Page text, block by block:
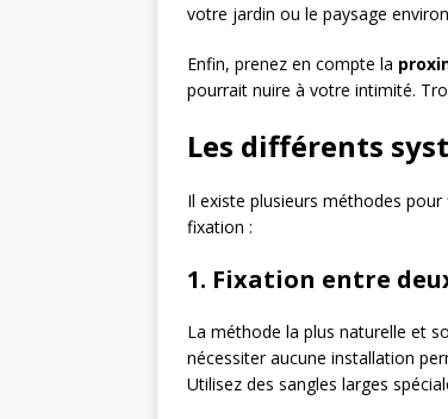
votre jardin ou le paysage
Enfin, prenez en compte la
pourrait nuire à votre intimité.
Les différents
Il existe plusieurs méthodes
fixation :
1. Fixation entre
La méthode la plus naturelle et
nécessiter aucune installation
Utilisez des sangles larges